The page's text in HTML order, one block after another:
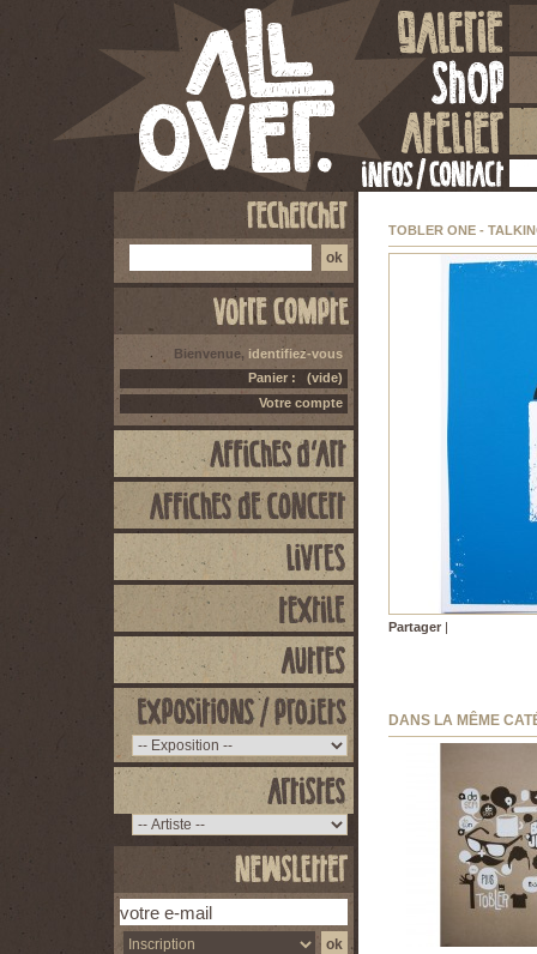
Bienvenue, identifiez-vous
Panier :
(vide)
Votre compte
TOBLER ONE -
Partager |
DANS LA MÊME